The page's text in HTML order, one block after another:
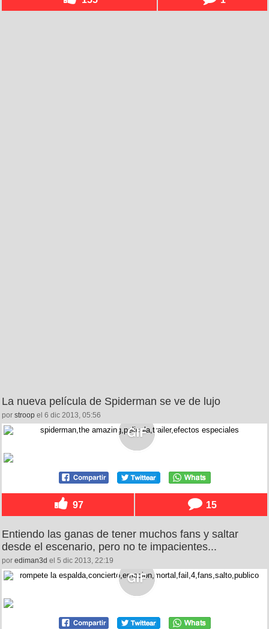
La nueva película de Spiderman se ve de lujo
por stroop el 6 dic 2013, 05:56
97 15
Entiendo las ganas de tener muchos fans y saltar
desde el escenario, pero no te impacientes...
por ediman3d el 5 dic 2013, 22:19